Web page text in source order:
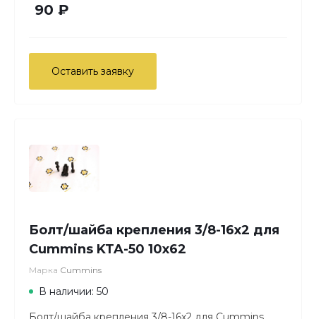
90 ₽
Оставить заявку
Болт/шайба крепления 3/8-16x2 для
Cummins KTA-50 10х62
Марка Cummins
В наличии: 50